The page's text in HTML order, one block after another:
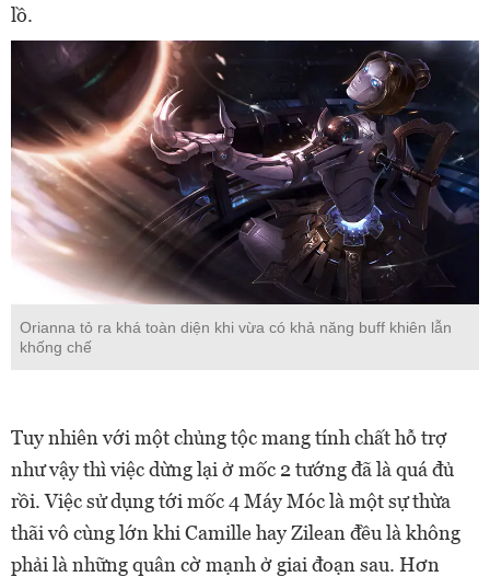
lồ.
Orianna tỏ ra khá toàn diện khi vừa có khả năng buff khiên lẫn
khống chế
Tuy nhiên với một chủng tộc mang tính chất hỗ trợ
như vậy thì việc dừng lại ở mốc 2 tướng đã là quá đủ
rồi. Việc sử dụng tới mốc 4 Máy Móc là một sự thừa
thãi vô cùng lớn khi Camille hay Zilean đều là không
phải là những quân cờ mạnh ở giai đoạn sau. Hơn